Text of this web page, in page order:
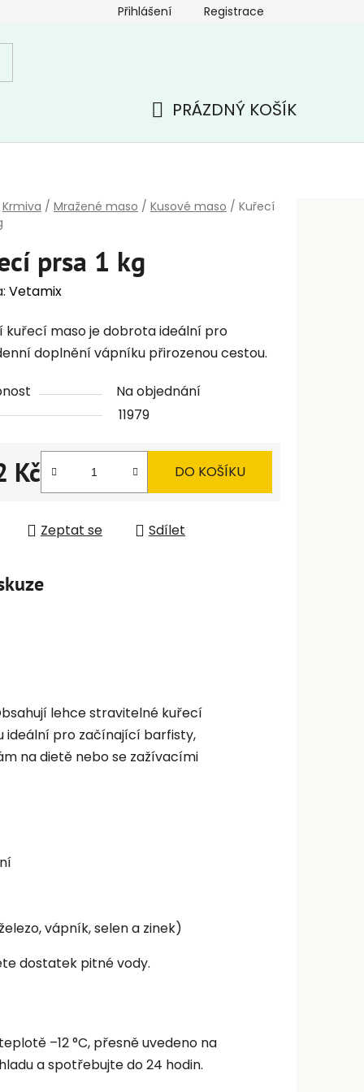
Přihlášení Registrace
PRÁZDNÝ KOŠÍK
Krmiva / Mražené maso / Kusové maso / Kuřecí
prsa 1 kg
Vetamix
kuřecí maso je dobrota ideální pro
doplnění vápníku přirozenou cestou.
Na objednání
11979
Kč
cena:
DO KOŠÍKU
Zeptat se Sdílet
lehce stravitelné kuřecí
ideální pro začínající barfisty,
na dietě nebo se zažívacími
vápník, selen a zinek)
dostatek pitné vody.
–12 °C, přesně uvedeno na
a spotřebujte do 24 hodin.